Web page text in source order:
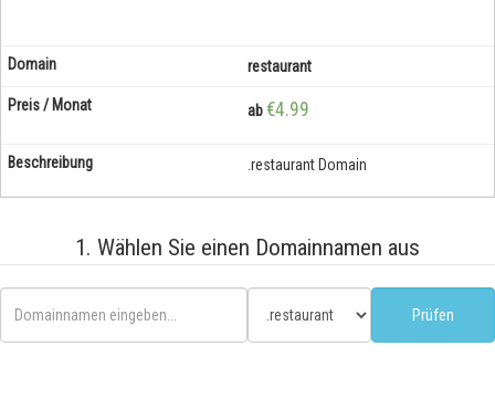
restaurant
ab€4.99
.restaurant Domain
1. Wählen Sie einen Domainnamen aus